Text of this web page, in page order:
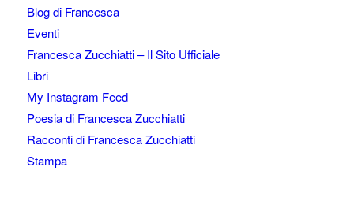
Blog di Francesca
Eventi
Francesca Zucchiatti – Il Sito Ufficiale
Libri
My Instagram Feed
Poesia di Francesca Zucchiatti
Racconti di Francesca Zucchiatti
Stampa